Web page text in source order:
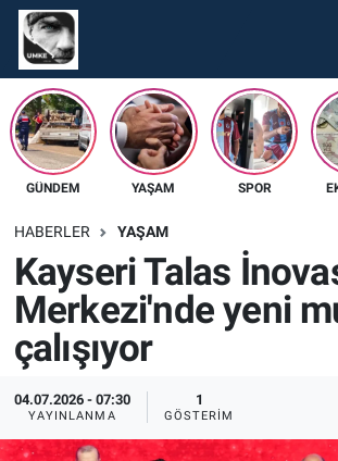
GÜNDEM YAŞAM SPOR
HABERLER YAŞAM
Kayseri Talas
Merkezi'nde yeni
çalışıyor
04.07.2026 - 07:30
YAYINLANMA
1
GÖSTERIM
Gündem
Ekonomi
Spor
Tüm Haberler
İletişim
Künye
Nöbetçi Eczaneler
Hava Durumu
Namaz Vakitleri
Süper Lig Puan Durumu ve Fikstür
Tüm Manşetler
Son Dakika Haberleri